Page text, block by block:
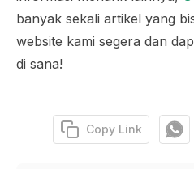
banyak sekali artikel yang
website kami segera dan
di sana!
Copy Link